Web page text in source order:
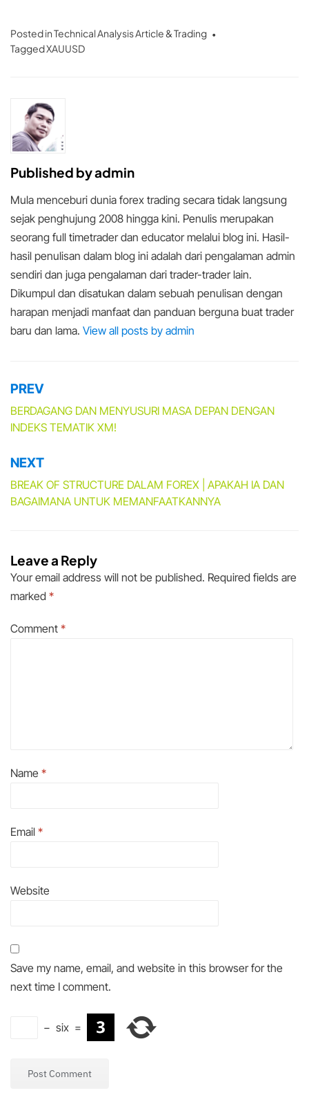
Posted inTechnical Analysis Article & Trading
TaggedXAUUSD
Published byadmin
Mula menceburi dunia forex trading secara tidak langsung
sejak penghujung 2008 hingga kini. Penulis merupakan
seorang full timetrader dan educator melalui blog ini. Hasil-
hasil penulisan dalam blog ini adalah dari pengalaman admin
sendiri dan juga pengalaman dari trader-trader lain.
Dikumpul dan disatukan dalam sebuah penulisan dengan
harapan menjadi manfaat dan panduan berguna buat trader
baru dan lama. View all posts by admin
Post
navigation
PREV
BERDAGANG DAN MENYUSURI MASA DEPAN DENGAN
INDEKS TEMATIK XM!
NEXT
BREAK OF STRUCTURE DALAM FOREX | APAKAH IA DAN
BAGAIMANA UNTUK MEMANFAATKANNYA
Leave a Reply
Your email address will not be published. Required fields are
marked *
Comment *
Name *
Email *
Website
Save my name, email, and website in this browser for the
next time I comment.
− six =